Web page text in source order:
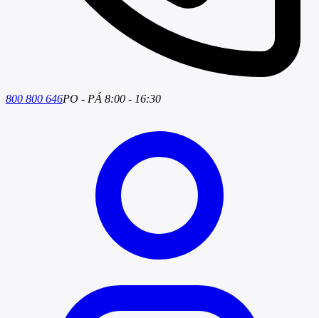
800 800 646PO - PÁ 8:00 - 16:30